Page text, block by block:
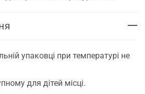
упаковці при температурі не
для дітей місці.